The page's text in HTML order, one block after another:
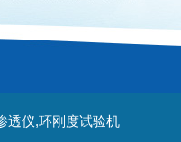
透仪,环刚度试验机